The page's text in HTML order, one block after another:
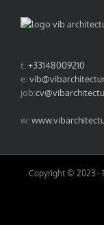
t: +33148009210
e:
job:
w:
Copyright © 2023 -